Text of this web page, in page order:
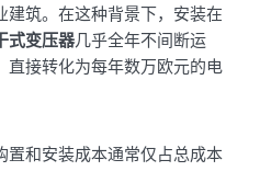
筑。在这种背景下，安装在
式变压器几乎全年不间断运
直接转化为每年数万欧元的电
置和安装成本通常仅占总成本